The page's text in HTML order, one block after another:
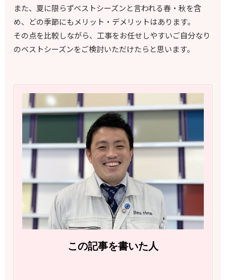
また、夏に限らずベストシーズンと言われる春・秋を含
め、どの季節にもメリット・デメリットはあります。
その点を比較しながら、工事をお任せしやすいご自分なり
のベストシーズンをご検討いただけたらと思います。
この記事を書いた人